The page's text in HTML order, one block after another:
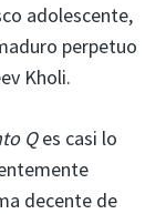
adolescente,
perpetuo
Kholi.
Qes casi lo
decente de